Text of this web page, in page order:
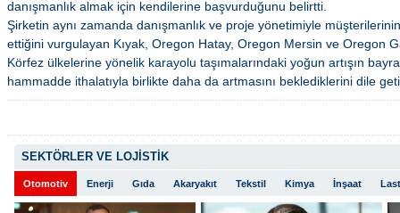
danışmanlık almak için kendilerine başvurduğunu belirtti.
Şirketin aynı zamanda danışmanlık ve proje yönetimiyle
ettiğini vurgulayan Kıyak, Oregon Hatay, Oregon Mersin ve Oregon
Körfez ülkelerine yönelik karayolu taşımalarındaki yoğun artışın
hammadde ithalatıyla birlikte daha da artmasını beklediklerini dile
SEKTÖRLER VE LOJİSTİK
Otomotiv Enerji Gıda Akaryakıt Tekstil Kimya İnşaat